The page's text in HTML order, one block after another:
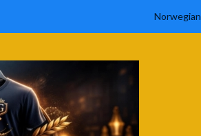
Norwegian